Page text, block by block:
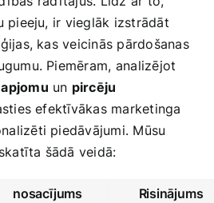
pieeju, ir vieglāk izstrādāt
kas veicinās pārdošanas
Piemēram, ⁢analizējot
un​ pircēju
efektīvākas marketinga
piedāvājumi. Mūsu
šādā veidā:
nosacījums Risinājums